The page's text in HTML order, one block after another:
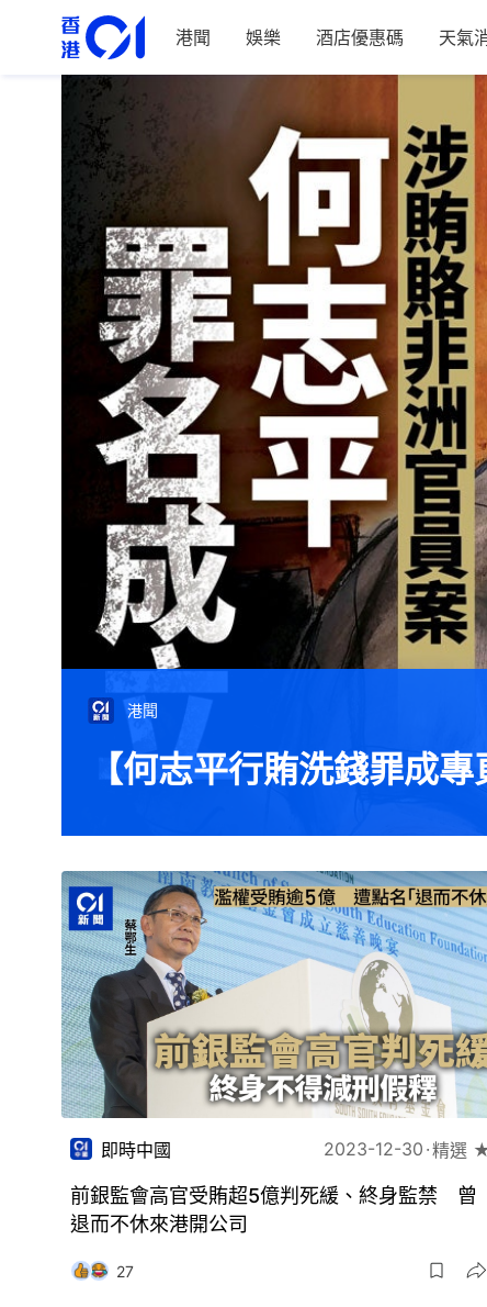
港聞 娛樂 酒店優惠碼 天氣
港聞
【何志平行賄洗錢罪成
即時中國 2023-12-30 精選
前銀監會高官受賄超5億判死緩、終身監禁 曾
退而不休來港開公司
27